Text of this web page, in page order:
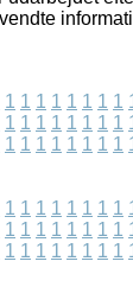
1 1 1 1 1 1 1 1
1 1 1 1 1 1 1 1
1 1 1 1 1 1 1 1
1 1 1 1 1 1 1 1
1 1 1 1 1 1 1 1
1 1 1 1 1 1 1 1